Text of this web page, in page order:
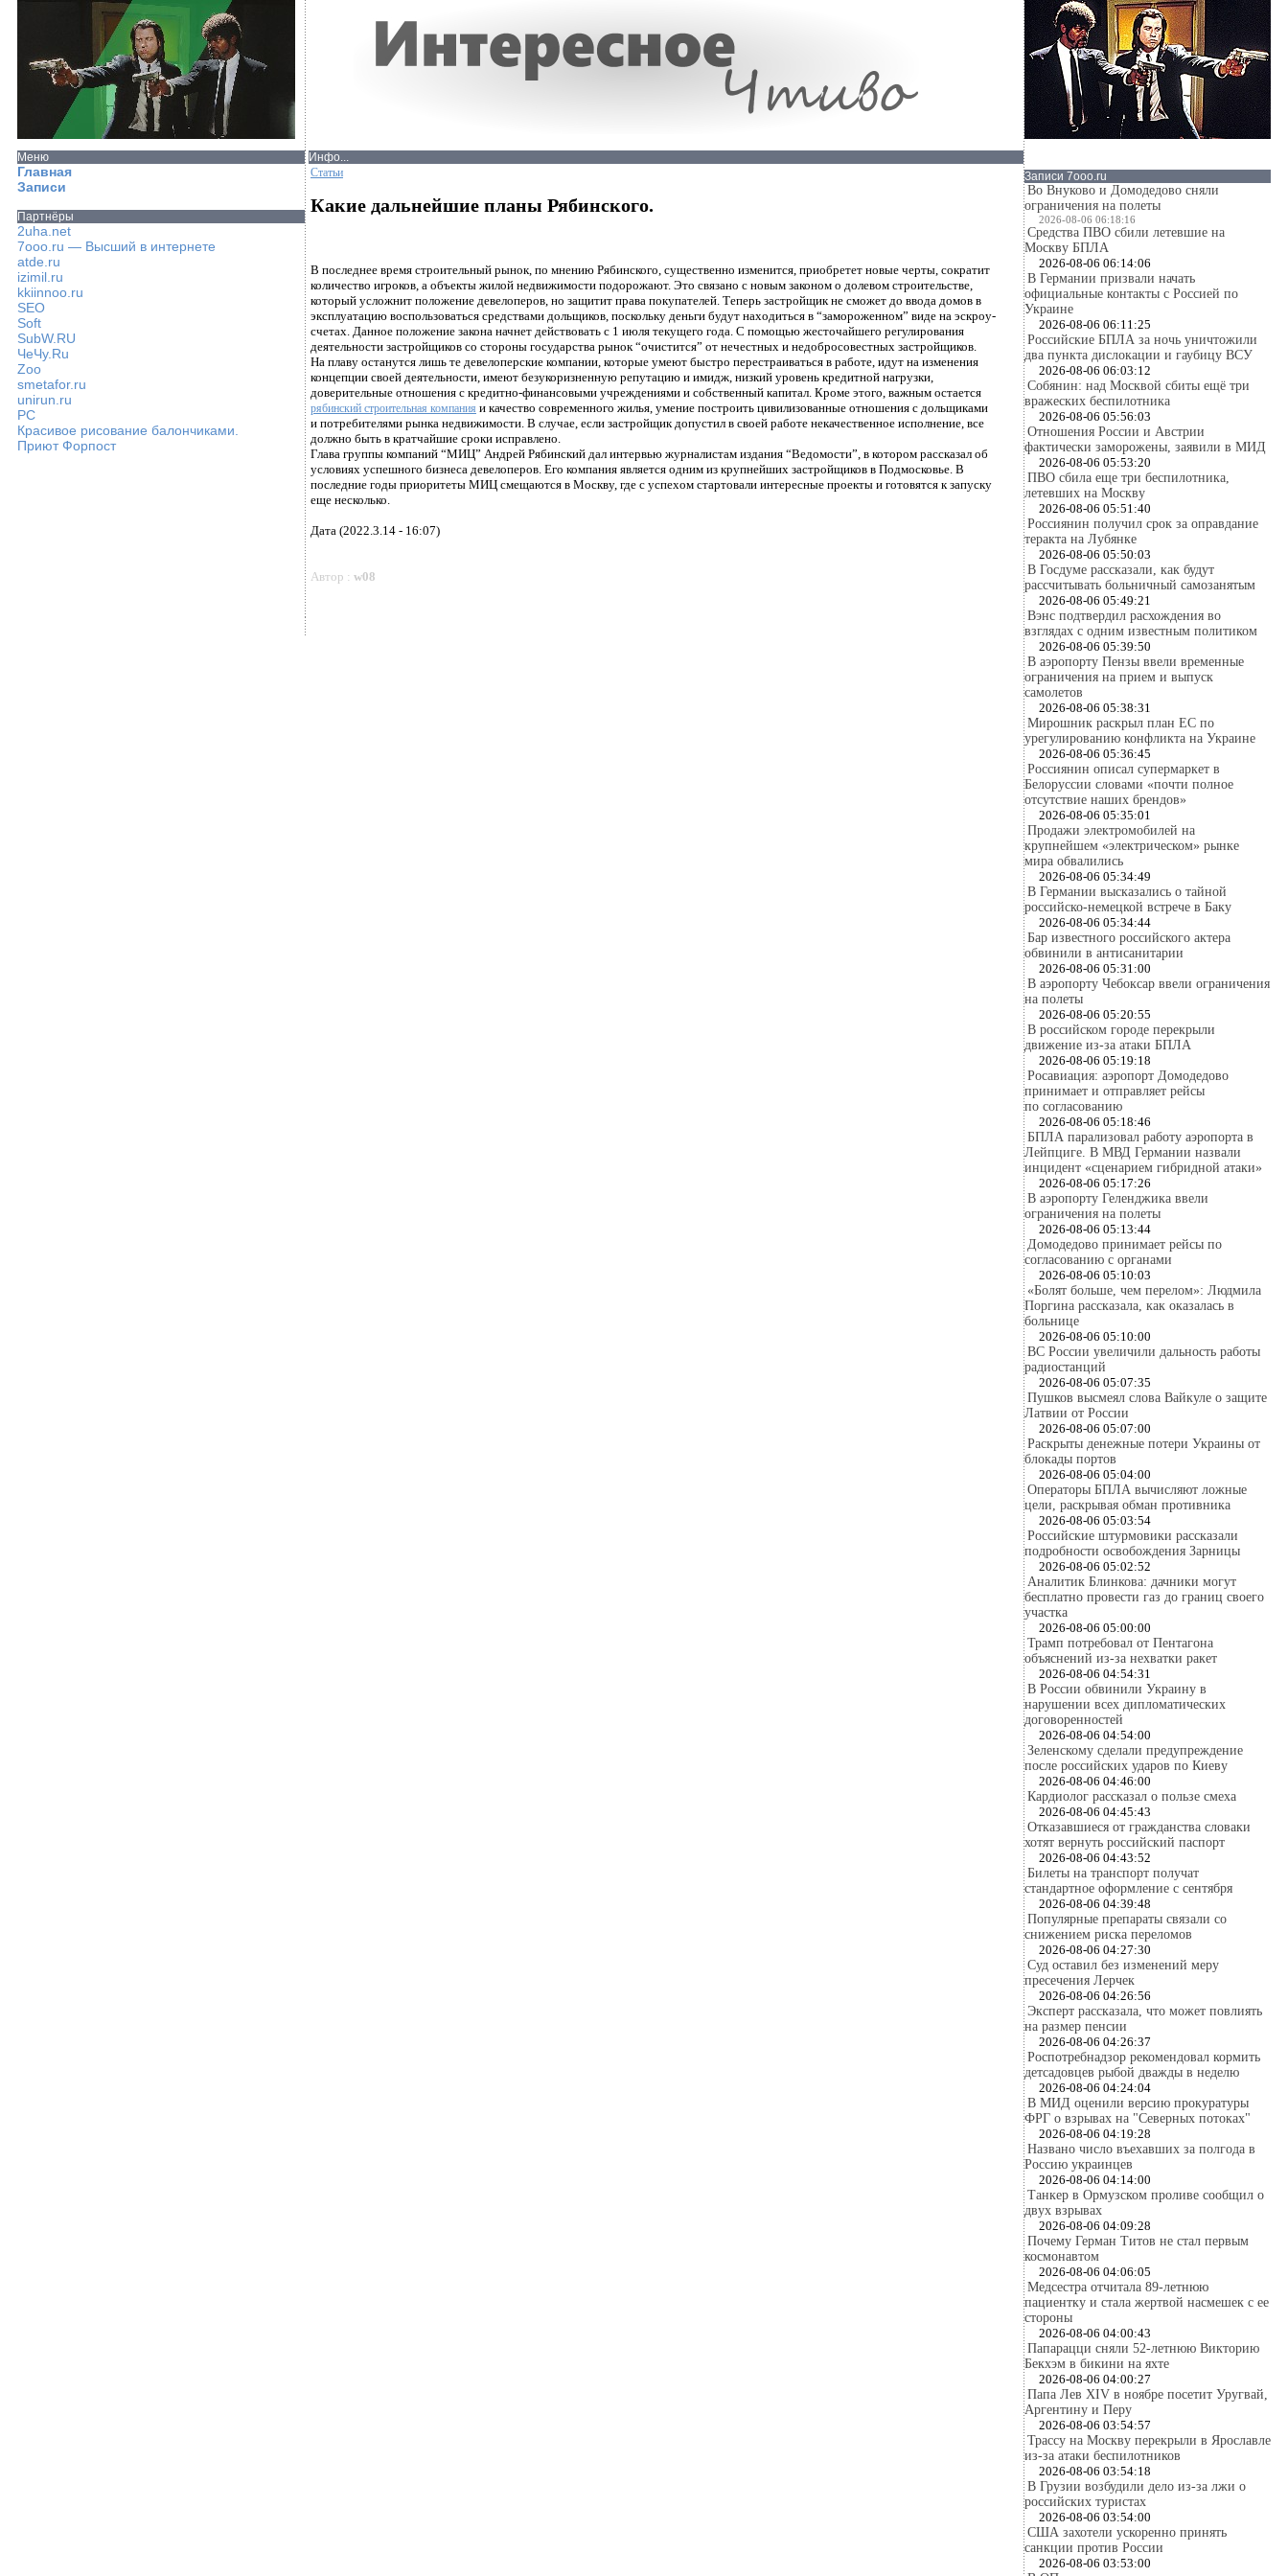
Меню
Главная
Записи
Партнёры
2uha.net
7ooo.ru — Высший в интернете
atde.ru
izimil.ru
kkiinnoo.ru
SEO
Soft
SubW.RU
ЧеЧу.Ru
Zoo
smetafor.ru
unirun.ru
PC
Красивое рисование балончиками.
Приют Форпост
Инфо...
Статьи
Какие дальнейшие планы Рябинского.
В последнее время строительный рынок, по мнению Рябинского, существенно изменится, приобретет новые черты, сократит
количество игроков, а объекты жилой недвижимости подорожают. Это связано с новым законом о долевом строительстве,
который усложнит положение девелоперов, но защитит права покупателей. Теперь застройщик не сможет до ввода домов в
эксплуатацию воспользоваться средствами дольщиков, поскольку деньги будут находиться в “замороженном” виде на эскроу-
счетах. Данное положение закона начнет действовать с 1 июля текущего года. С помощью жесточайшего регулирования
деятельности застройщиков со стороны государства рынок “очистится” от нечестных и недобросовестных застройщиков.
На плаву останутся лишь те девелоперские компании, которые умеют быстро перестраиваться в работе, идут на изменения
концепции своей деятельности, имеют безукоризненную репутацию и имидж, низкий уровень кредитной нагрузки,
доверительные отношения с кредитно-финансовыми учреждениями и собственный капитал. Кроме этого, важным остается
рябинский строительная компания и качество современного жилья, умение построить цивилизованные отношения с дольщиками
и потребителями рынка недвижимости. В случае, если застройщик допустил в своей работе некачественное исполнение, все
должно быть в кратчайшие сроки исправлено.
Глава группы компаний “МИЦ” Андрей Рябинский дал интервью журналистам издания “Ведомости”, в котором рассказал об
условиях успешного бизнеса девелоперов. Его компания является одним из крупнейших застройщиков в Подмосковье. В
последние годы приоритеты МИЦ смещаются в Москву, где с успехом стартовали интересные проекты и готовятся к запуску
еще несколько.
Дата (2022.3.14 - 16:07)
Автор : w08
Записи 7ooo.ru
Во Внуково и Домодедово сняли
ограничения на полеты
2026-08-06 06:18:16
Средства ПВО сбили летевшие на
Москву БПЛА
2026-08-06 06:14:06
В Германии призвали начать
официальные контакты с Россией по
Украине
2026-08-06 06:11:25
Российские БПЛА за ночь уничтожили
два пункта дислокации и гаубицу ВСУ
2026-08-06 06:03:12
Собянин: над Москвой сбиты ещё три
вражеских беспилотника
2026-08-06 05:56:03
Отношения России и Австрии
фактически заморожены, заявили в МИД
2026-08-06 05:53:20
ПВО сбила еще три беспилотника,
летевших на Москву
2026-08-06 05:51:40
Россиянин получил срок за оправдание
теракта на Лубянке
2026-08-06 05:50:03
В Госдуме рассказали, как будут
рассчитывать больничный самозанятым
2026-08-06 05:49:21
Вэнс подтвердил расхождения во
взглядах с одним известным политиком
2026-08-06 05:39:50
В аэропорту Пензы ввели временные
ограничения на прием и выпуск
самолетов
2026-08-06 05:38:31
Мирошник раскрыл план ЕС по
урегулированию конфликта на Украине
2026-08-06 05:36:45
Россиянин описал супермаркет в
Белоруссии словами «почти полное
отсутствие наших брендов»
2026-08-06 05:35:01
Продажи электромобилей на
крупнейшем «электрическом» рынке
мира обвалились
2026-08-06 05:34:49
В Германии высказались о тайной
российско-немецкой встрече в Баку
2026-08-06 05:34:44
Бар известного российского актера
обвинили в антисанитарии
2026-08-06 05:31:00
В аэропорту Чебоксар ввели ограничения
на полеты
2026-08-06 05:20:55
В российском городе перекрыли
движение из-за атаки БПЛА
2026-08-06 05:19:18
Росавиация: аэропорт Домодедово
принимает и отправляет рейсы
по согласованию
2026-08-06 05:18:46
БПЛА парализовал работу аэропорта в
Лейпциге. В МВД Германии назвали
инцидент «сценарием гибридной атаки»
2026-08-06 05:17:26
В аэропорту Геленджика ввели
ограничения на полеты
2026-08-06 05:13:44
Домодедово принимает рейсы по
согласованию с органами
2026-08-06 05:10:03
«Болят больше, чем перелом»: Людмила
Поргина рассказала, как оказалась в
больнице
2026-08-06 05:10:00
ВС России увеличили дальность работы
радиостанций
2026-08-06 05:07:35
Пушков высмеял слова Вайкуле о защите
Латвии от России
2026-08-06 05:07:00
Раскрыты денежные потери Украины от
блокады портов
2026-08-06 05:04:00
Операторы БПЛА вычисляют ложные
цели, раскрывая обман противника
2026-08-06 05:03:54
Российские штурмовики рассказали
подробности освобождения Зарницы
2026-08-06 05:02:52
Аналитик Блинкова: дачники могут
бесплатно провести газ до границ своего
участка
2026-08-06 05:00:00
Трамп потребовал от Пентагона
объяснений из-за нехватки ракет
2026-08-06 04:54:31
В России обвинили Украину в
нарушении всех дипломатических
договоренностей
2026-08-06 04:54:00
Зеленскому сделали предупреждение
после российских ударов по Киеву
2026-08-06 04:46:00
Кардиолог рассказал о пользе смеха
2026-08-06 04:45:43
Отказавшиеся от гражданства словаки
хотят вернуть российский паспорт
2026-08-06 04:43:52
Билеты на транспорт получат
стандартное оформление с сентября
2026-08-06 04:39:48
Популярные препараты связали со
снижением риска переломов
2026-08-06 04:27:30
Суд оставил без изменений меру
пресечения Лерчек
2026-08-06 04:26:56
Эксперт рассказала, что может повлиять
на размер пенсии
2026-08-06 04:26:37
Роспотребнадзор рекомендовал кормить
детсадовцев рыбой дважды в неделю
2026-08-06 04:24:04
В МИД оценили версию прокуратуры
ФРГ о взрывах на "Северных потоках"
2026-08-06 04:19:28
Названо число въехавших за полгода в
Россию украинцев
2026-08-06 04:14:00
Танкер в Ормузском проливе сообщил о
двух взрывах
2026-08-06 04:09:28
Почему Герман Титов не стал первым
космонавтом
2026-08-06 04:06:05
Медсестра отчитала 89-летнюю
пациентку и стала жертвой насмешек с ее
стороны
2026-08-06 04:00:43
Папарацци сняли 52-летнюю Викторию
Бекхэм в бикини на яхте
2026-08-06 04:00:27
Папа Лев XIV в ноябре посетит Уругвай,
Аргентину и Перу
2026-08-06 03:54:57
Трассу на Москву перекрыли в Ярославле
из-за атаки беспилотников
2026-08-06 03:54:18
В Грузии возбудили дело из-за лжи о
российских туристах
2026-08-06 03:54:00
США захотели ускоренно принять
санкции против России
2026-08-06 03:53:00